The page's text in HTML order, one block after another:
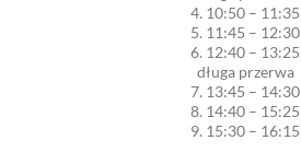
4. 10:50 – 11:35
5. 11:45 – 12:30
6. 12:40 – 13:25
długa przerwa
7. 13:45 – 14:30
8. 14:40 – 15:25
9. 15:30 – 16:15